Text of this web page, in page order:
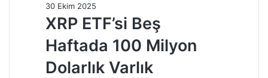
30 Ekim 2025
XRP ETF’si Beş
Haftada 100 Milyon
Dolarlık Varlık